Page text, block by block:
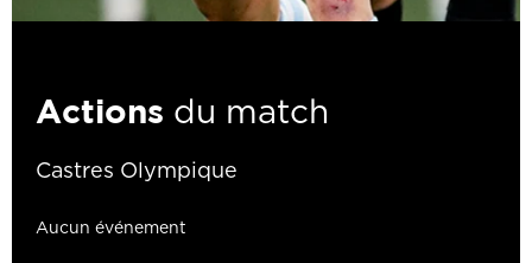
Actions du match
Castres Olympique
Aucun événement